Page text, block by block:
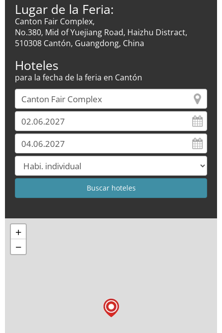
Lugar de la Feria:
Canton Fair Complex,
No.380, Mid of Yuejiang Road, Haizhu Distract,
510308 Cantón, Guangdong, China
Hoteles
para la fecha de la feria en Cantón
+
−